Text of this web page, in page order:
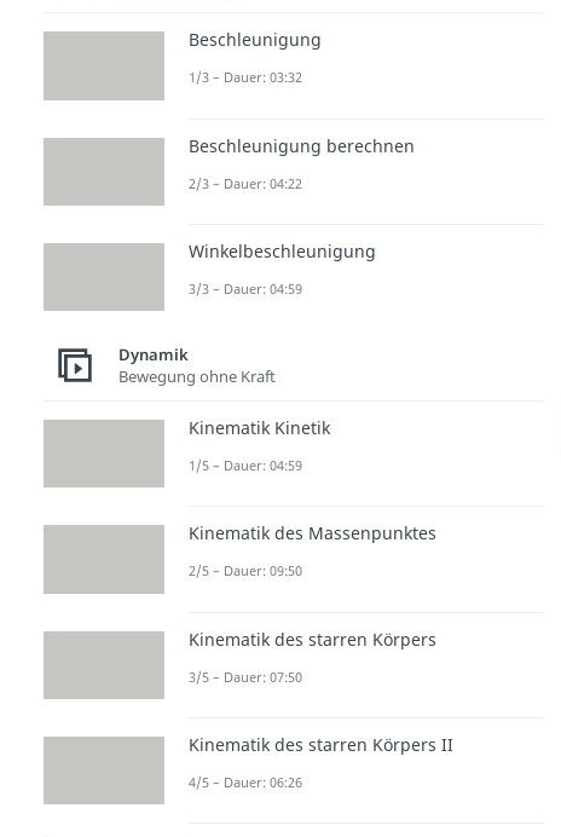
Beschleunigung
1/3 – Dauer: 03:32
Beschleunigung berechnen
2/3 – Dauer: 04:22
Winkelbeschleunigung
3/3 – Dauer: 04:59
Dynamik
Bewegung ohne Kraft
Kinematik Kinetik
1/5 – Dauer: 04:59
Kinematik des Massenpunktes
2/5 – Dauer: 09:50
Kinematik des starren Körpers
3/5 – Dauer: 07:50
Kinematik des starren Körpers II
4/5 – Dauer: 06:26